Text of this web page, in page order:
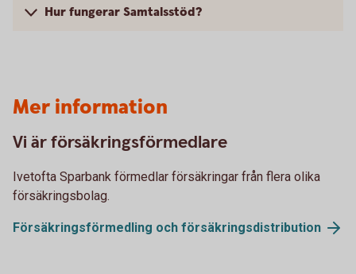
Hur fungerar Samtalsstöd?
Mer information
Vi är försäkringsförmedlare
Ivetofta Sparbank förmedlar försäkringar från flera olika
försäkringsbolag.
Försäkringsförmedling och försäkringsdistribution